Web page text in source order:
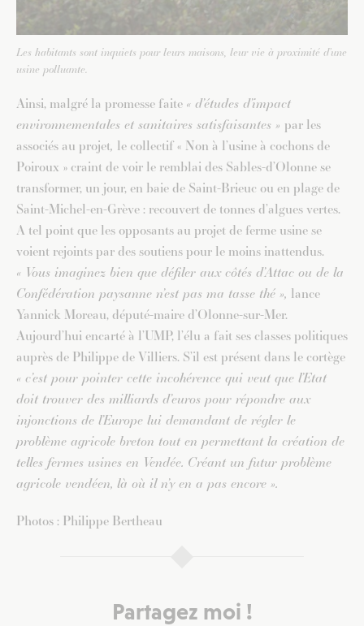
Les habitants sont inquiets pour leurs maisons, leur vie à proximité d’une
usine polluante.
Ainsi, malgré la promesse faite « d’études d’impact
environnementales et sanitaires satisfaisantes » par les
associés au projet, le collectif « Non à l’usine à cochons de
Poiroux » craint de voir le remblai des Sables-d’Olonne se
transformer, un jour, en baie de Saint-Brieuc ou en plage de
Saint-Michel-en-Grève : recouvert de tonnes d’algues vertes.
A tel point que les opposants au projet de ferme usine se
voient rejoints par des soutiens pour le moins inattendus.
« Vous imaginez bien que défiler aux côtés d’Attac ou de la
Confédération paysanne n’est pas ma tasse thé », lance
Yannick Moreau, député-maire d’Olonne-sur-Mer.
Aujourd’hui encarté à l’UMP, l’élu a fait ses classes politiques
auprès de Philippe de Villiers. S’il est présent dans le cortège
« c’est pour pointer cette incohérence qui veut que l’Etat
doit trouver des milliards d’euros pour répondre aux
injonctions de l’Europe lui demandant de régler le
problème agricole breton tout en permettant la création de
telles fermes usines en Vendée. Créant un futur problème
agricole vendéen, là où il n’y en a pas encore ».
Photos : Philippe Bertheau
Partagez moi !